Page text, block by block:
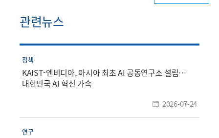
관련뉴스
정책
KAIST-엔비디아, 아시아 최초 AI 공동연구소 설립…
대한민국 AI 혁신 가속
2026-07-24
연구